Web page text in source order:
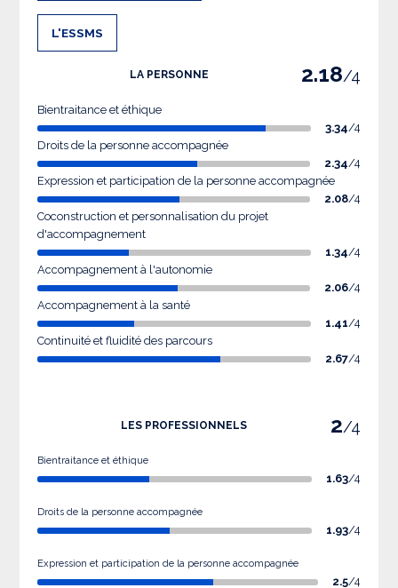
L'ESSMS
LA PERSONNE 2.18/4
Bientraitance et éthique
3.34/4
Droits de la personne accompagnée
2.34/4
Expression et participation de la personne accompagnée
2.08/4
Coconstruction et personnalisation du projet
d'accompagnement
1.34/4
Accompagnement à l'autonomie
2.06/4
Accompagnement à la santé
1.41/4
Continuité et fluidité des parcours
2.67/4
LES PROFESSIONNELS 2/4
Bientraitance et éthique
1.63/4
Droits de la personne accompagnée
1.93/4
Expression et participation de la personne accompagnée
2.5/4